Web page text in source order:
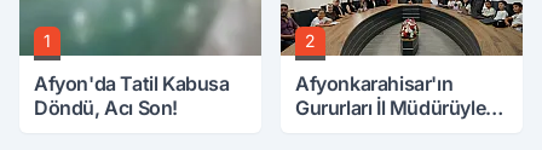
1
Afyon'da Tatil Kabusa
Döndü, Acı Son!
2
Afyonkarahisar'ın
Gururları İl Müdürüyle